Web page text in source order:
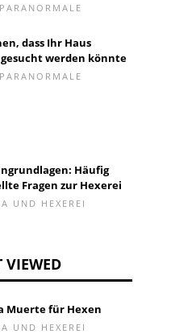
dass Ihr Haus
werden könnte
Häufig
Fragen zur Hexerei
UND HEXEREI
VIEWED
Muerte für Hexen
UND HEXEREI